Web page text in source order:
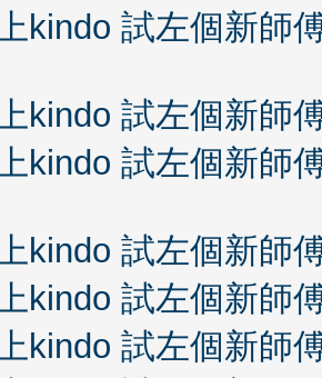
kindo 試左個新師
kindo 試左個新師
kindo 試左個新師
kindo 試左個新師
kindo 試左個新師
kindo 試左個新師